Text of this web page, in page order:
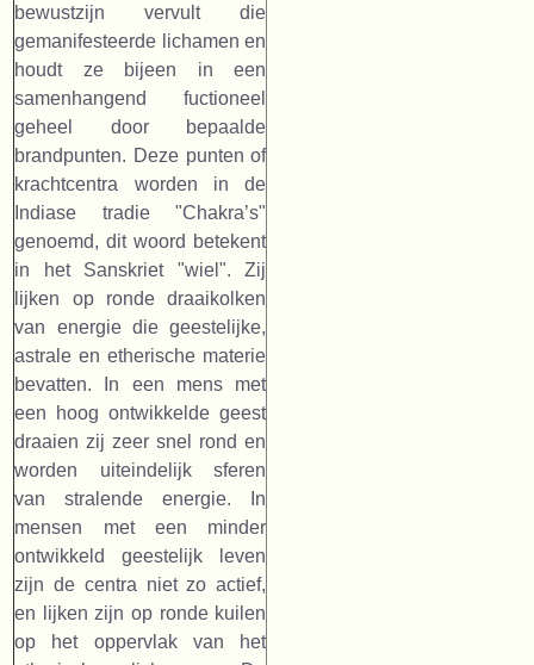
bewustzijn vervult die
gemanifesteerde lichamen en
houdt ze bijeen in een
samenhangend fuctioneel
geheel door bepaalde
brandpunten. Deze punten of
krachtcentra worden in de
Indiase tradie "Chakra’s"
genoemd, dit woord betekent
in het Sanskriet "wiel". Zij
lijken op ronde draaikolken
van energie die geestelijke,
astrale en etherische materie
bevatten. In een mens met
een hoog ontwikkelde geest
draaien zij zeer snel rond en
worden uiteindelijk sferen
van stralende energie. In
mensen met een minder
ontwikkeld geestelijk leven
zijn de centra niet zo actief,
en lijken zijn op ronde kuilen
op het oppervlak van het